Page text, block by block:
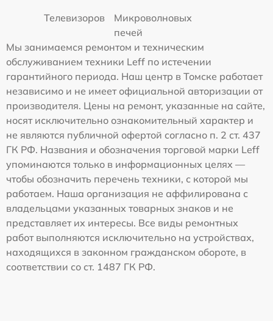
Телевизоров
Микроволновых
печей
Мы занимаемся ремонтом и техническим
обслуживанием техники Leff по истечении
гарантийного периода. Наш центр в Томске работает
независимо и не имеет официальной авторизации от
производителя. Цены на ремонт, указанные на сайте,
носят исключительно ознакомительный характер и
не являются публичной офертой согласно п. 2 ст. 437
ГК РФ. Названия и обозначения торговой марки Leff
упоминаются только в информационных целях —
чтобы обозначить перечень техники, с которой мы
работаем. Наша организация не аффилирована с
владельцами указанных товарных знаков и не
представляет их интересы. Все виды ремонтных
работ выполняются исключительно на устройствах,
находящихся в законном гражданском обороте, в
соответствии со ст. 1487 ГК РФ.